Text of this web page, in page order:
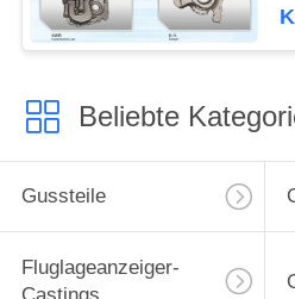
Beliebte
Gussteile
Fluglageanzeiger-